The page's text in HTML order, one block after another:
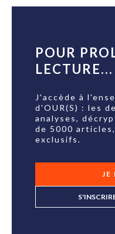
POUR
LECTURE...
J'accède à
d'OUR(S) : les
analyses,
de 5000
exclusifs.
JE